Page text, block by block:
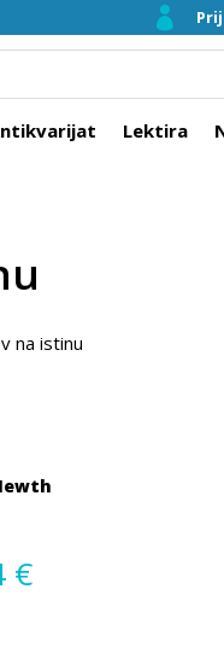

Lektira
na istinu
€